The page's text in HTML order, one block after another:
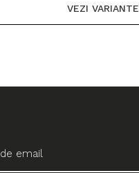
VEZI VARIANTE